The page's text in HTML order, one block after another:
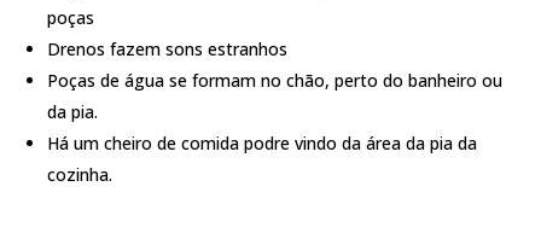
poças
Drenos fazem sons estranhos
Poças de água se formam no chão, perto do banheiro ou
da pia.
Há um cheiro de comida podre vindo da área da pia da
cozinha.